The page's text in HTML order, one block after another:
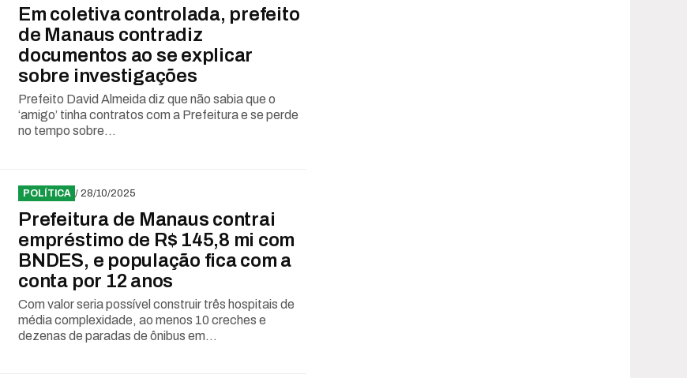
Em coletiva controlada, prefeito
de Manaus contradiz
documentos ao se explicar
sobre investigações
Prefeito David Almeida diz que não sabia que o
‘amigo’ tinha contratos com a Prefeitura e se perde
no tempo sobre...
POLÍTICA / 28/10/2025
Prefeitura de Manaus contrai
empréstimo de R$ 145,8 mi com
BNDES, e população fica com a
conta por 12 anos
Com valor seria possível construir três hospitais de
média complexidade, ao menos 10 creches e
dezenas de paradas de ônibus em...